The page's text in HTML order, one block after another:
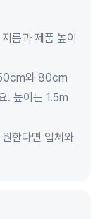
름과 제품 높이
50cm와 80cm
. 높이는 1.5m
한다면 업체와